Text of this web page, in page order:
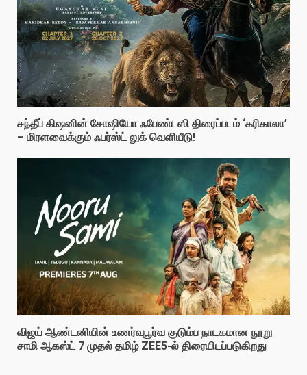
சந்தீப் கிஷனின் சோஷியோ ஃபேண்டஸி திரைப்படம் ‘கரிகாலா’
– மிரளவைக்கும் ஃபர்ஸ்ட் லுக் வெளியீடு!
விஜய் ஆண்டனியின் உணர்வுபூர்வ குடும்ப நாடகமான நூறு
சாமி ஆகஸ்ட் 7 முதல் தமிழ் ZEE5-ல் திரையிடப்படுகிறது